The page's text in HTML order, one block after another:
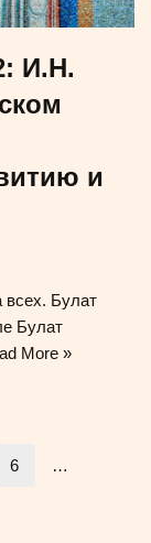
И.Н.
и
всех. Булат
Булат
More »
6 …